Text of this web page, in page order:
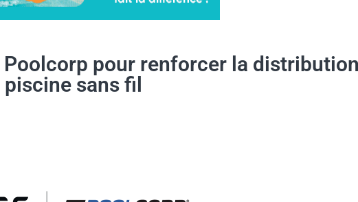
Poolcorp pour renforcer la
sans fil